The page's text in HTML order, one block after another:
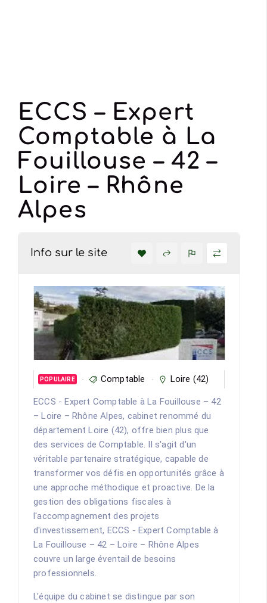
ECCS – Expert
Comptable à La
Fouillouse – 42 –
Loire – Rhône
Alpes
Info sur le site
POPULAIRE Comptable Loire (42)
ECCS - Expert Comptable à La Fouillouse – 42
– Loire – Rhône Alpes, cabinet renommé du
département Loire (42), offre bien plus que
des services de Comptable. Il s'agit d'un
véritable partenaire stratégique, capable de
transformer vos défis en opportunités grâce à
une approche méthodique et proactive. De la
gestion des obligations fiscales à
l'accompagnement des projets
d'investissement, ECCS - Expert Comptable à
La Fouillouse – 42 – Loire – Rhône Alpes
couvre un large éventail de besoins
professionnels.
L'équipe du cabinet se distingue par son